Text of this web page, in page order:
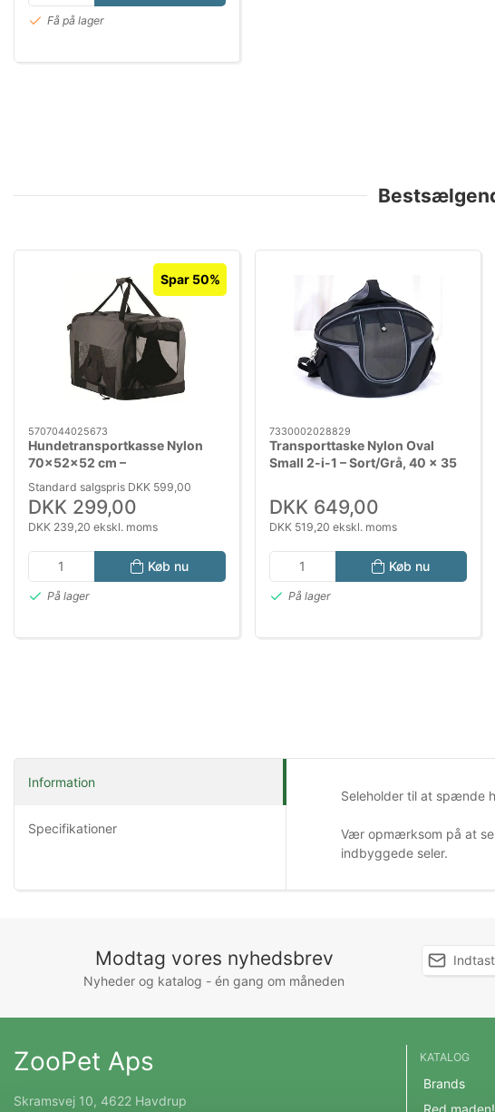
Få på lager
Spar 50%
5707044025673
Hundetransportkasse Nylon
70×52×52 cm –
Sammenklappelig
Transporttaske med
Stålrørsramme
Standard salgspris DKK 599,00
DKK 299,00
DKK 239,20 ekskl. moms
Køb nu
På lager
7330002028829
Transporttaske Nylon Oval
Small 2-i-1 – Sort/Grå, 40 × 35
DKK 649,00
DKK 519,20 ekskl. moms
Køb nu
På lager
Information
Specifikationer
Seleholder til at spænde
Vær opmærksom på at
indbyggede seler.
Modtag vores nyhedsbrev
Nyheder og katalog - én gang om måneden
ZooPet Aps
Skramsvej 10, 4622 Havdrup
KATALOG
Brands
Red maden!